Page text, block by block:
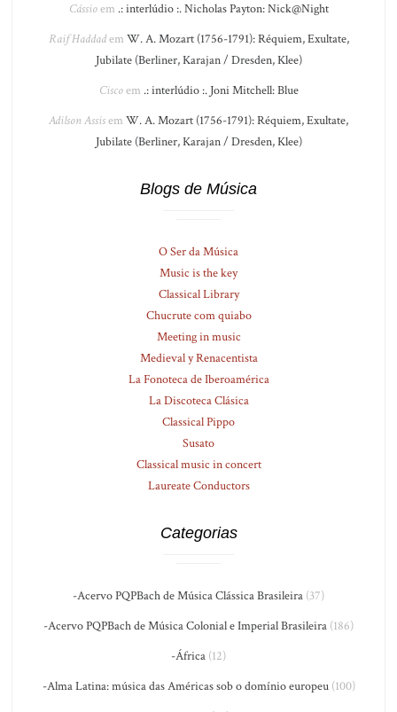
Cássioem .: interlúdio :. Nicholas Payton: Nick@Night
Raif Haddadem W. A. Mozart (1756-1791): Réquiem, Exultate,
Jubilate (Berliner, Karajan / Dresden, Klee)
Ciscoem .: interlúdio :. Joni Mitchell: Blue
Adilson Assisem W. A. Mozart (1756-1791): Réquiem, Exultate,
Jubilate (Berliner, Karajan / Dresden, Klee)
Blogs de Música
O Ser da Música
Music is the key
Classical Library
Chucrute com quiabo
Meeting in music
Medieval y Renacentista
La Fonoteca de Iberoamérica
La Discoteca Clásica
Classical Pippo
Susato
Classical music in concert
Laureate Conductors
Categorias
-Acervo PQPBach de Música Clássica Brasileira (37)
-Acervo PQPBach de Música Colonial e Imperial Brasileira (186)
-África (12)
-Alma Latina: música das Américas sob o domínio europeu(100)